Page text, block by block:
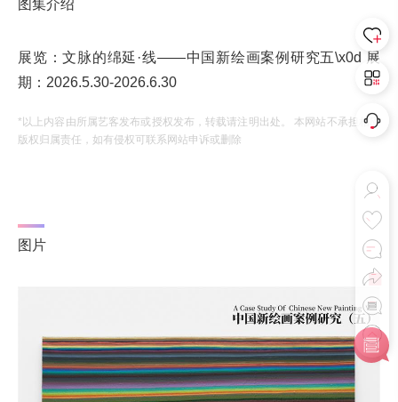
图集介绍
展览：文脉的绵延·线——中国新绘画案例研究五\x0d 展
期：2026.5.30-2026.6.30
*以上内容由所属艺客发布或授权发布，转载请注明出处。 本网站不承担相应
版权归属责任，如有侵权可联系网站申诉或删除
图片